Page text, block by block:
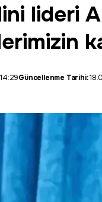
lideri
Güncellenme Tarihi: